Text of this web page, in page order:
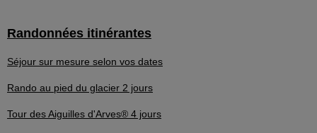
Randonnées itinérantes
Séjour sur mesure selon vos dates
Rando au pied du glacier 2 jours
Tour des Aiguilles d'Arves® 4 jours